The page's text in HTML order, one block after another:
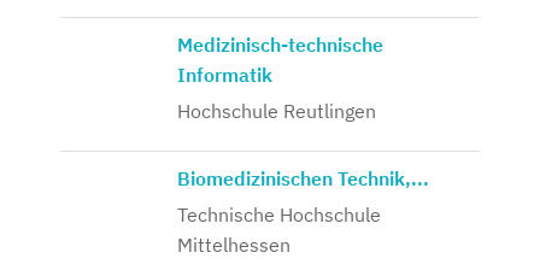
Medizinisch-technische
Informatik
Hochschule Reutlingen
Biomedizinischen Technik,...
Technische Hochschule
Mittelhessen